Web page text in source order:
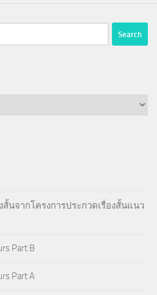
สั้นจากโครงการประกวดเรื่องสั้นแนว
Part B
Part A